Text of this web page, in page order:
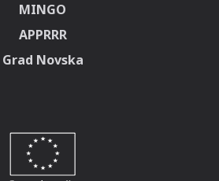
MINGO
APPRRR
Grad Novska